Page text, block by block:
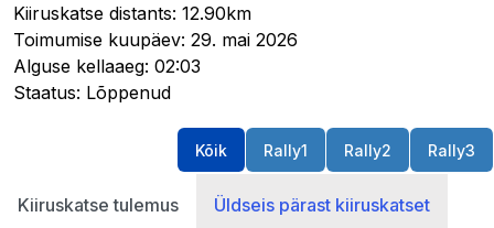
Kiiruskatse distants: 12.90km
Toimumise kuupäev: 29. mai 2026
Alguse kellaaeg: 02:03
Staatus: Lõppenud
Kõik Rally1 Rally2 Rally3
Kiiruskatse tulemus Üldseis pärast kiiruskatset